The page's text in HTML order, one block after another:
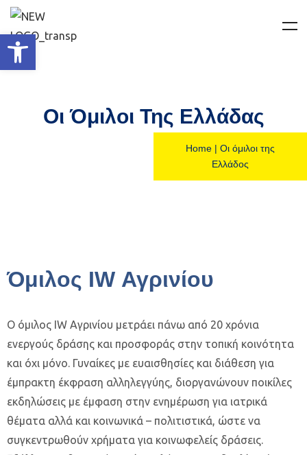
Οι Όμιλοι Της Ελλάδας
Home
Οι όμιλοι της
Ελλάδος
Όμιλος IW Αγρινίου
Ο όμιλος IW Αγρινίου μετράει πάνω από 20 χρόνια
ενεργούς δράσης και προσφοράς στην τοπική κοινότητα
και όχι μόνο. Γυναίκες με ευαισθησίες και διάθεση για
έμπρακτη έκφραση αλληλεγγύης, διοργανώνουν ποικίλες
εκδηλώσεις με έμφαση στην ενημέρωση για ιατρικά
θέματα αλλά και κοινωνικά – πολιτιστικά, ώστε να
συγκεντρωθούν χρήματα για κοινωφελείς δράσεις.
Ανοίξτε τη γραμμή εργαλείων